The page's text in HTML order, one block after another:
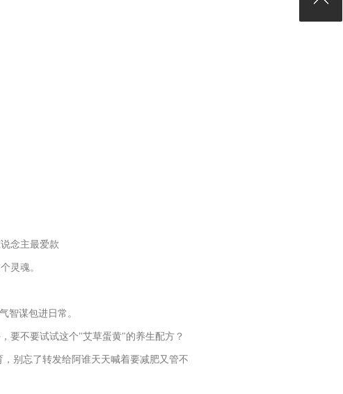
念主最爱款
灵魂。
智谋包进日常。
要不要试试这个"艾草蛋黄"的养生配方？
别忘了转发给阿谁天天喊着要减肥又管不